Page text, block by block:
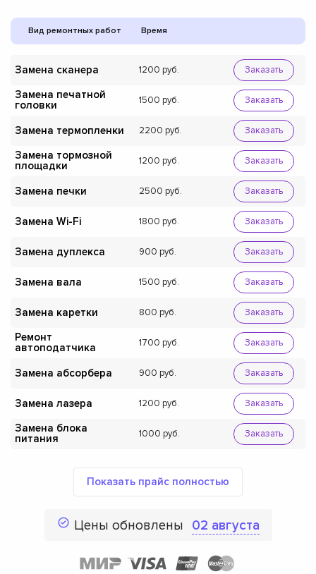
Вид ремонтных работ Время
Замена сканера 1200 Заказать
Замена печатной
головки
1500 Заказать
Замена термопленки 2200 Заказать
Замена тормозной
площадки
1200 Заказать
Замена печки 2500 Заказать
Замена Wi-Fi 1800 Заказать
Замена дуплекса 900 Заказать
Замена вала 1500 Заказать
Замена каретки 800 Заказать
Ремонт
автоподатчика
1700 Заказать
Замена абсорбера 900 Заказать
Замена лазера 1200 Заказать
Замена блока
питания
1000 Заказать
Показать прайс полностью
Цены обновлены 02 августа